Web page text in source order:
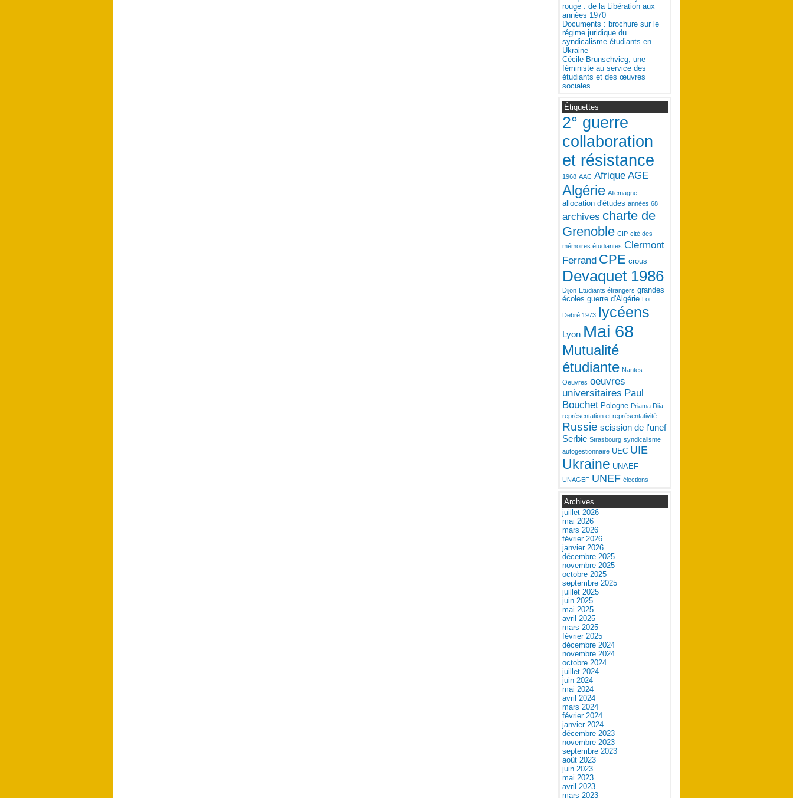
rouge : de la Libération aux
années 1970
Documents : brochure sur le
régime juridique du
syndicalisme étudiants en
Ukraine
Cécile Brunschvicg, une
féministe au service des
étudiants et des œuvres
sociales
Étiquettes
2° guerre
collaboration
et résistance
1968 AAC Afrique AGE
Algérie Allemagne
allocation d'études années 68
archives charte de
Grenoble CIP cité des
mémoires étudiantes Clermont
Ferrand CPE crous
Devaquet 1986
Dijon Etudiants étrangers grandes
écoles guerre d'Algérie Loi
Debré 1973 lycéens
Lyon Mai 68
Mutualité
étudiante Nantes
Oeuvres oeuvres
universitaires Paul
Bouchet Pologne Priama Diia
représentation et représentativité
Russie scission de l'unef
Serbie Strasbourg syndicalisme
autogestionnaire UEC UIE
Ukraine UNAEF
UNAGEF UNEF élections
Archives
juillet 2026
mai 2026
mars 2026
février 2026
janvier 2026
décembre 2025
novembre 2025
octobre 2025
septembre 2025
juillet 2025
juin 2025
mai 2025
avril 2025
mars 2025
février 2025
décembre 2024
novembre 2024
octobre 2024
juillet 2024
juin 2024
mai 2024
avril 2024
mars 2024
février 2024
janvier 2024
décembre 2023
novembre 2023
septembre 2023
août 2023
juin 2023
mai 2023
avril 2023
mars 2023